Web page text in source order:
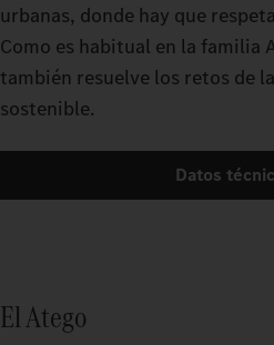
urbanas, donde hay que
Como es habitual en la familia
también resuelve los retos de
sostenible.
Datos
El Atego